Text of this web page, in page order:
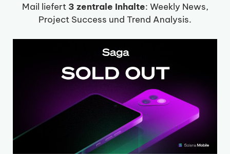
Mail liefert 3 zentrale Inhalte: Weekly News,
Project Success und Trend Analysis.